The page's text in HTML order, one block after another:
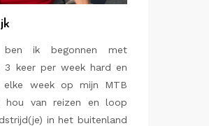
ik begonnen met
3 keer per week hard en
elke week op mijn MTB
hou van reizen en loop
in het buitenland